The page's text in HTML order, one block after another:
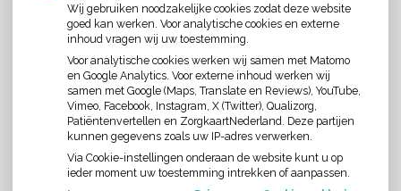
Wij gebruiken noodzakelijke cookies zodat deze website
goed kan werken. Voor analytische cookies en externe
inhoud vragen wij uw toestemming.
Voor analytische cookies werken wij samen met Matomo
en Google Analytics. Voor externe inhoud werken wij
samen met Google (Maps, Translate en Reviews), YouTube,
Vimeo, Facebook, Instagram, X (Twitter), Qualizorg,
Patiëntenvertellen en ZorgkaartNederland. Deze partijen
kunnen gegevens zoals uw IP-adres verwerken.
Via Cookie-instellingen onderaan de website kunt u op
ieder moment uw toestemming intrekken of aanpassen.